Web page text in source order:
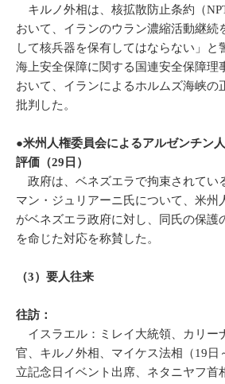
キルノ外相は、核拡散防止条約（
おいて、イランのウラン濃縮活動継続
して核兵器を保有してはならない」と
海上安全保障に関する国連安全保障理
おいて、イランによるホルムズ海峡の
批判した。
●米州人権委員会によるアルゼンチン
評価（29日）
政府は、ベネズエラで拘束されてい
マン・ジュリアーニ氏について、米州
がベネズエラ政府に対し、同氏の保護
を命じた対応を称賛した。
（3）要人往来
往訪：
イスラエル：ミレイ大統領、カリー
官、キルノ外相、マイケス法相（19日
立記念日イベント出席、ネタニヤフ首